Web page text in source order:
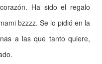
Ha sido el regalo
bzzzz. Se lo pidió en la
a las que tanto quiere,